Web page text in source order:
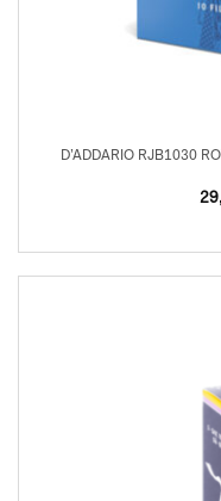
D’ADDARIO RJB1030